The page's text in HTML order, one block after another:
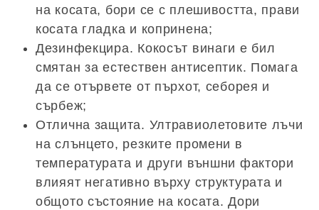
на косата, бори се с плешивостта, прави
косата гладка и копринена;
Дезинфекцира. Кокосът винаги е бил
смятан за естествен антисептик. Помага
да се отървете от пърхот, себорея и
сърбеж;
Отлична защита. Ултравиолетовите лъчи
на слънцето, резките промени в
температурата и други външни фактори
влияят негативно върху структурата и
общото състояние на косата. Дори